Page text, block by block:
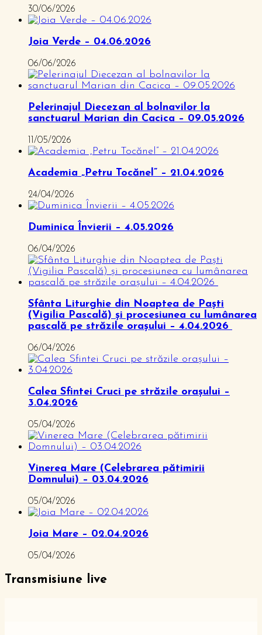
30/06/2026
Joia Verde – 04.06.2026
06/06/2026
Pelerinajul Diecezan al bolnavilor la
sanctuarul Marian din Cacica – 09.05.2026
11/05/2026
Academia „Petru Tocănel” – 21.04.2026
24/04/2026
Duminica Învierii – 4.05.2026
06/04/2026
Sfânta Liturghie din Noaptea de Paști
(Vigilia Pascală) și procesiunea cu lumânarea
pascală pe străzile orașului – 4.04.2026
06/04/2026
Calea Sfintei Cruci pe străzile orașului –
3.04.2026
05/04/2026
Vinerea Mare (Celebrarea pătimirii
Domnului) – 03.04.2026
05/04/2026
Joia Mare – 02.04.2026
05/04/2026
Transmisiune live